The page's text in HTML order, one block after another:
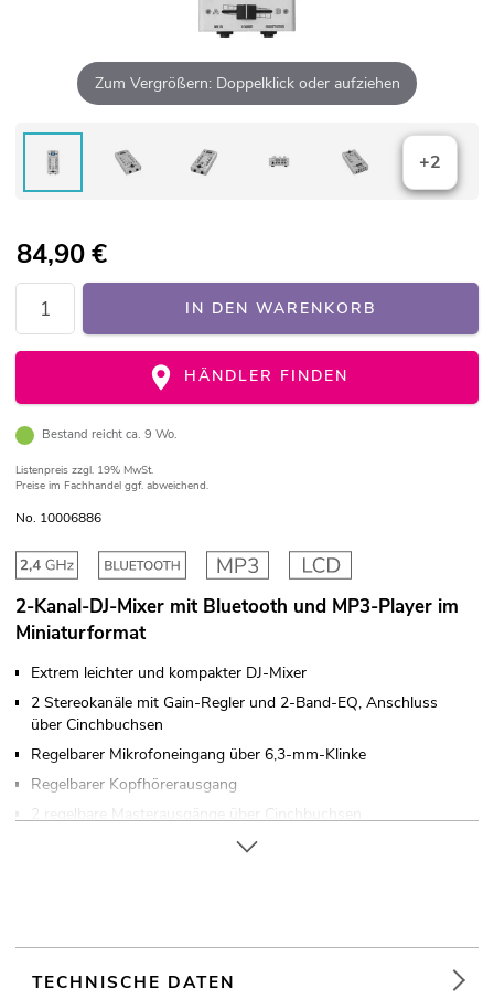
Zum Vergrößern: Doppelklick oder aufziehen
+2
84,90€
IN DEN WARENKORB
HÄNDLER FINDEN
Bestand reicht ca. 9 Wo.
Listenpreis zzgl. 19% MwSt.
Preise im Fachhandel ggf. abweichend.
No. 10006886
2-Kanal-DJ-Mixer mit Bluetooth und MP3-Player im
Miniaturformat
Extrem leichter und kompakter DJ-Mixer
2 Stereokanäle mit Gain-Regler und 2-Band-EQ, Anschluss
über Cinchbuchsen
Regelbarer Mikrofoneingang über 6,3-mm-Klinke
Regelbarer Kopfhörerausgang
2 regelbare Masterausgänge über Cinchbuchsen
DJs / Alleinunterhalter; mobilen Einsatz
TECHNISCHE DATEN